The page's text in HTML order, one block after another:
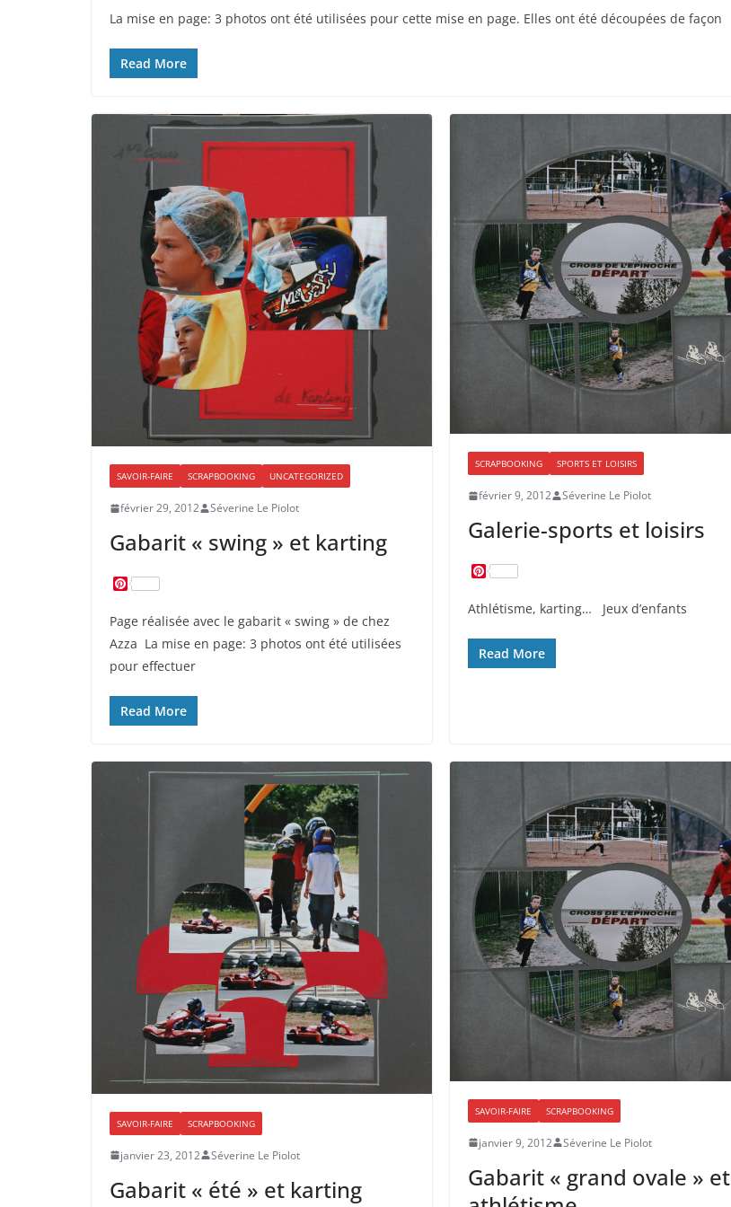
t
r
e
s
La mise en page: 3 photos ont été utilisées pour cette mise en page. Elles ont été découpées de façon
Read More
SAVOIR-FAIRE SCRAPBOOKING UNCATEGORIZED
février 29, 2012 Séverine Le Piolot
Gabarit « swing » et karting
P
t
e
e
t
Page réalisée avec le gabarit « swing » de chez
Azza La mise en page: 3 photos ont été utilisées
pour effectuer
Read More
SCRAPBOOKING SPORTS ET LOISIRS
février 9, 2012 Séverine Le Piolot
Galerie-sports et loisirs
P
n
t
r
e
s
Athlétisme, karting… Jeux d’enfants
Read More
SAVOIR-FAIRE SCRAPBOOKING
janvier 23, 2012 Séverine Le Piolot
Gabarit « été » et karting
SAVOIR-FAIRE SCRAPBOOKING
janvier 9, 2012 Séverine Le Piolot
Gabarit « grand ovale » et